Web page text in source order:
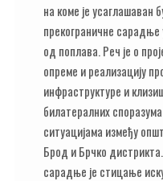
на коме је усаглашаван
прекограничне
од поплава. Реч је о
опреме и реализацију
инфраструктуре и
билатералних
ситуацијама између
Брод и Брчко
сарадње је стицање